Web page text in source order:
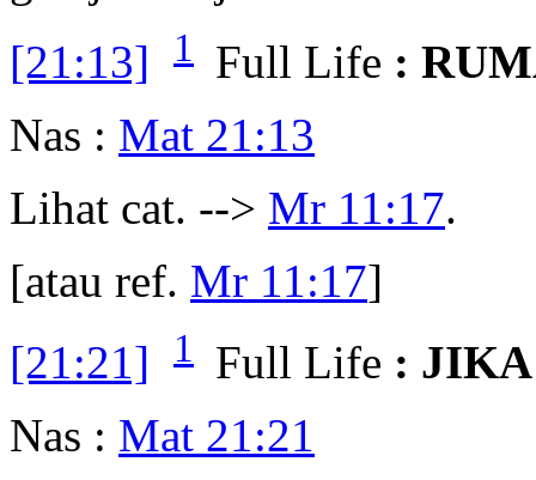
[21:13]
1 Full Life :
Nas : Mat 21:13
Lihat cat. --> Mr 11:17.
[atau ref. Mr 11:17]
[21:21]
1 Full Life :
Nas : Mat 21:21